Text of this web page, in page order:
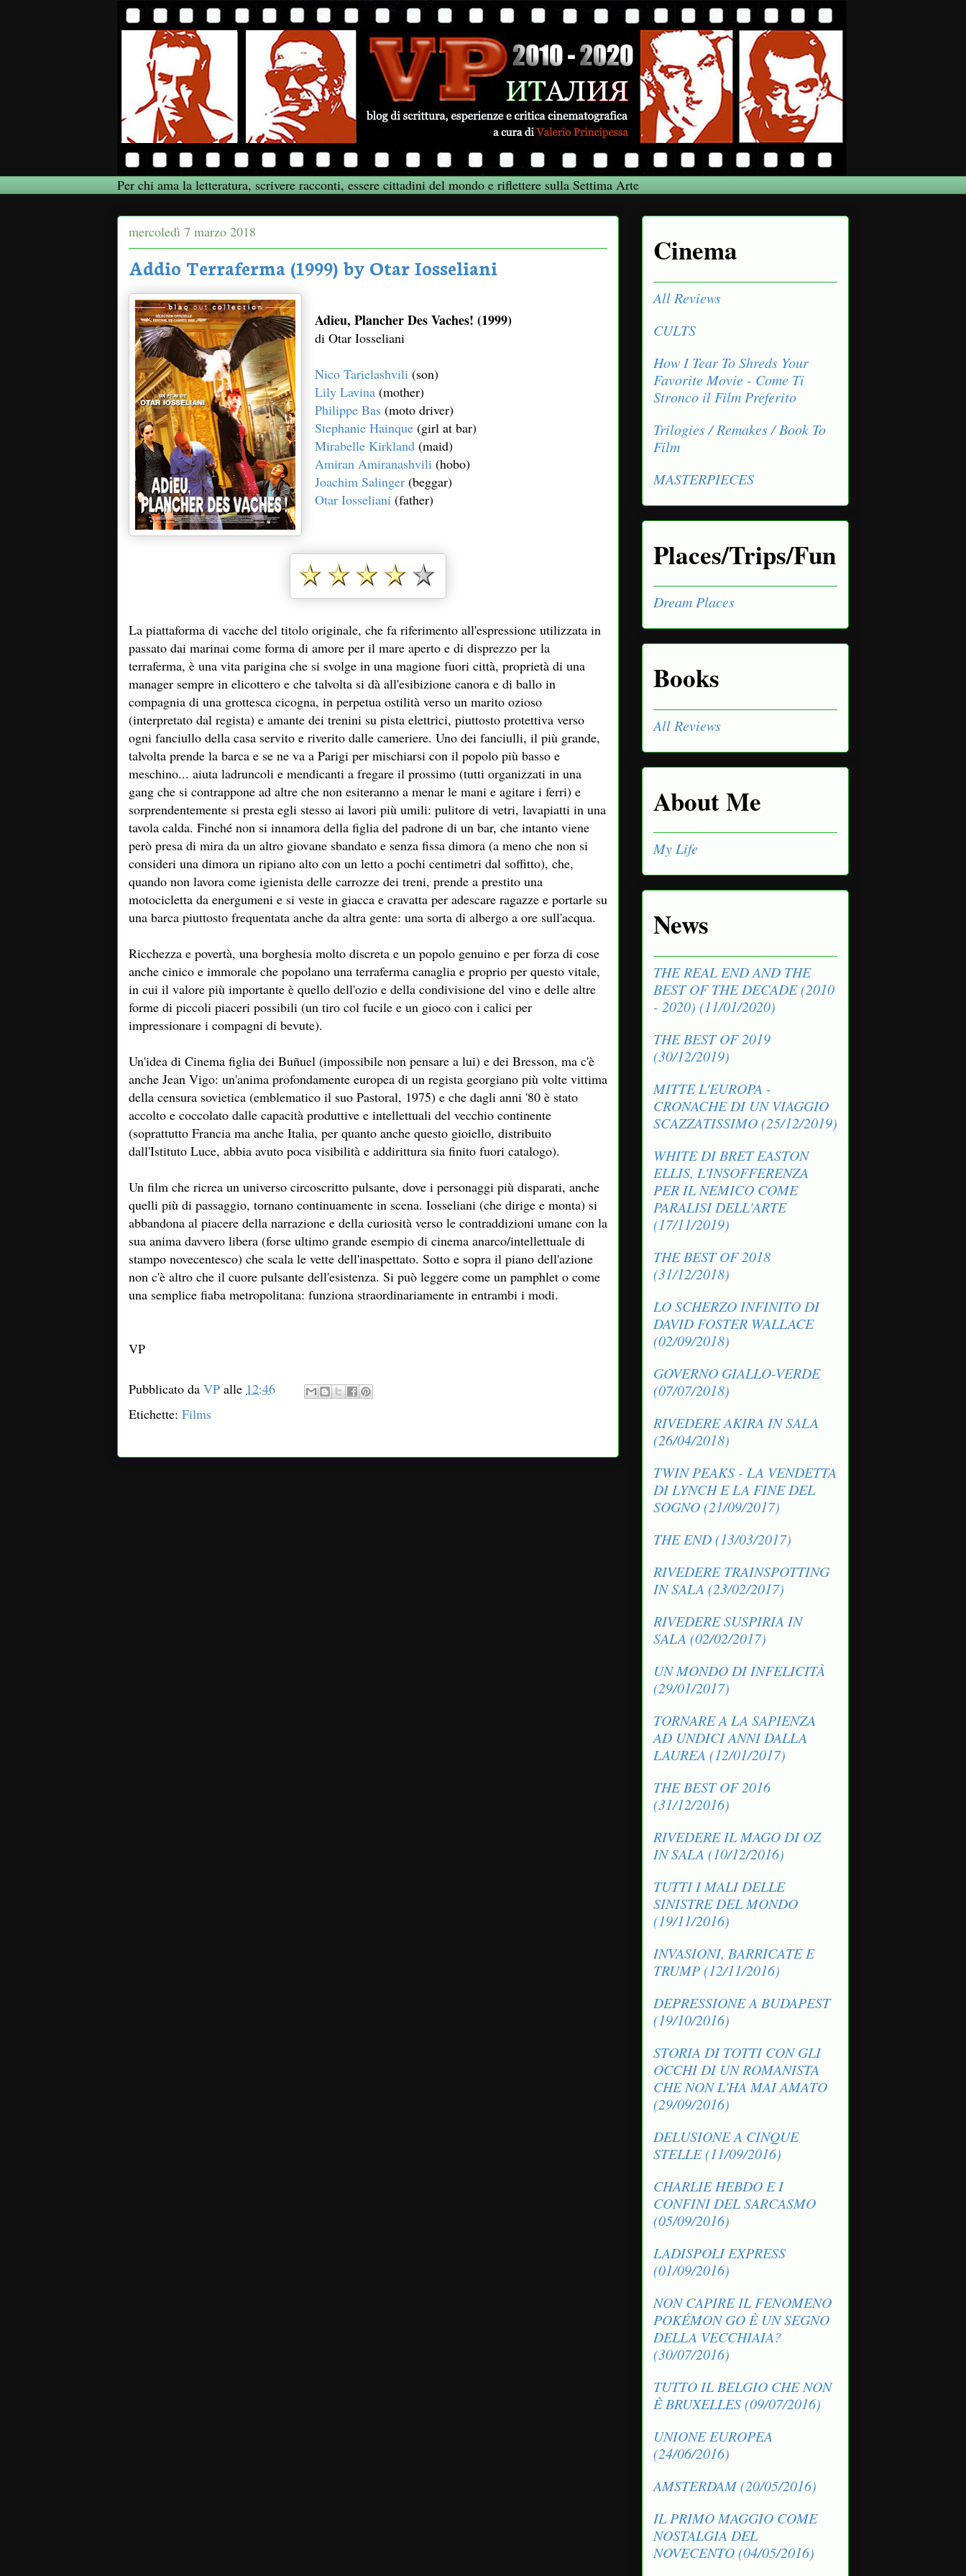
Per chi ama la letteratura, scrivere racconti, essere cittadini del mondo e riflettere sulla Settima Arte
mercoledì 7 marzo 2018
Addio Terraferma (1999) by Otar Iosseliani
Adieu, Plancher Des Vaches! (1999)
di Otar Iosseliani
Nico Tarielashvili (son)
Lily Lavina (mother)
Philippe Bas (moto driver)
Stephanie Hainque (girl at bar)
Mirabelle Kirkland (maid)
Amiran Amiranashvili (hobo)
Joachim Salinger (beggar)
Otar Iosseliani (father)
La piattaforma di vacche del titolo originale, che fa riferimento all'espressione utilizzata in
passato dai marinai come forma di amore per il mare aperto e di disprezzo per la
terraferma, è una vita parigina che si svolge in una magione fuori città, proprietà di una
manager sempre in elicottero e che talvolta si dà all'esibizione canora e di ballo in
compagnia di una grottesca cicogna, in perpetua ostilità verso un marito ozioso
(interpretato dal regista) e amante dei trenini su pista elettrici, piuttosto protettiva verso
ogni fanciullo della casa servito e riverito dalle cameriere. Uno dei fanciulli, il più grande,
talvolta prende la barca e se ne va a Parigi per mischiarsi con il popolo più basso e
meschino... aiuta ladruncoli e mendicanti a fregare il prossimo (tutti organizzati in una
gang che si contrappone ad altre che non esiteranno a menar le mani e agitare i ferri) e
sorprendentemente si presta egli stesso ai lavori più umili: pulitore di vetri, lavapiatti in una
tavola calda. Finché non si innamora della figlia del padrone di un bar, che intanto viene
però presa di mira da un altro giovane sbandato e senza fissa dimora (a meno che non si
consideri una dimora un ripiano alto con un letto a pochi centimetri dal soffitto), che,
quando non lavora come igienista delle carrozze dei treni, prende a prestito una
motocicletta da energumeni e si veste in giacca e cravatta per adescare ragazze e portarle su
una barca piuttosto frequentata anche da altra gente: una sorta di albergo a ore sull'acqua.
Ricchezza e povertà, una borghesia molto discreta e un popolo genuino e per forza di cose
anche cinico e immorale che popolano una terraferma canaglia e proprio per questo vitale,
in cui il valore più importante è quello dell'ozio e della condivisione del vino e delle altre
forme di piccoli piaceri possibili (un tiro col fucile e un gioco con i calici per
impressionare i compagni di bevute).
Un'idea di Cinema figlia dei Buñuel (impossibile non pensare a lui) e dei Bresson, ma c'è
anche Jean Vigo: un'anima profondamente europea di un regista georgiano più volte vittima
della censura sovietica (emblematico il suo Pastoral, 1975) e che dagli anni '80 è stato
accolto e coccolato dalle capacità produttive e intellettuali del vecchio continente
(soprattutto Francia ma anche Italia, per quanto anche questo gioiello, distribuito
dall'Istituto Luce, abbia avuto poca visibilità e addirittura sia finito fuori catalogo).
Un film che ricrea un universo circoscritto pulsante, dove i personaggi più disparati, anche
quelli più di passaggio, tornano continuamente in scena. Iosseliani (che dirige e monta) si
abbandona al piacere della narrazione e della curiosità verso le contraddizioni umane con la
sua anima davvero libera (forse ultimo grande esempio di cinema anarco/intellettuale di
stampo novecentesco) che scala le vette dell'inaspettato. Sotto e sopra il piano dell'azione
non c'è altro che il cuore pulsante dell'esistenza. Si può leggere come un pamphlet o come
una semplice fiaba metropolitana: funziona straordinariamente in entrambi i modi.
VP
Pubblicato da VP alle 12:46
Etichette: Films
Cinema
All Reviews
CULTS
How I Tear To Shreds Your
Favorite Movie - Come Ti
Stronco il Film Preferito
Trilogies / Remakes / Book To
Film
MASTERPIECES
Places/Trips/Fun
Dream Places
Books
All Reviews
About Me
My Life
News
THE REAL END AND THE
BEST OF THE DECADE (2010
- 2020) (11/01/2020)
THE BEST OF 2019
(30/12/2019)
MITTE L'EUROPA -
CRONACHE DI UN VIAGGIO
SCAZZATISSIMO (25/12/2019)
WHITE DI BRET EASTON
ELLIS, L'INSOFFERENZA
PER IL NEMICO COME
PARALISI DELL'ARTE
(17/11/2019)
THE BEST OF 2018
(31/12/2018)
LO SCHERZO INFINITO DI
DAVID FOSTER WALLACE
(02/09/2018)
GOVERNO GIALLO-VERDE
(07/07/2018)
RIVEDERE AKIRA IN SALA
(26/04/2018)
TWIN PEAKS - LA VENDETTA
DI LYNCH E LA FINE DEL
SOGNO (21/09/2017)
THE END (13/03/2017)
RIVEDERE TRAINSPOTTING
IN SALA (23/02/2017)
RIVEDERE SUSPIRIA IN
SALA (02/02/2017)
UN MONDO DI INFELICITÀ
(29/01/2017)
TORNARE A LA SAPIENZA
AD UNDICI ANNI DALLA
LAUREA (12/01/2017)
THE BEST OF 2016
(31/12/2016)
RIVEDERE IL MAGO DI OZ
IN SALA (10/12/2016)
TUTTI I MALI DELLE
SINISTRE DEL MONDO
(19/11/2016)
INVASIONI, BARRICATE E
TRUMP (12/11/2016)
DEPRESSIONE A BUDAPEST
(19/10/2016)
STORIA DI TOTTI CON GLI
OCCHI DI UN ROMANISTA
CHE NON L'HA MAI AMATO
(29/09/2016)
DELUSIONE A CINQUE
STELLE (11/09/2016)
CHARLIE HEBDO E I
CONFINI DEL SARCASMO
(05/09/2016)
LADISPOLI EXPRESS
(01/09/2016)
NON CAPIRE IL FENOMENO
POKÉMON GO È UN SEGNO
DELLA VECCHIAIA?
(30/07/2016)
TUTTO IL BELGIO CHE NON
È BRUXELLES (09/07/2016)
UNIONE EUROPEA
(24/06/2016)
AMSTERDAM (20/05/2016)
IL PRIMO MAGGIO COME
NOSTALGIA DEL
NOVECENTO (04/05/2016)